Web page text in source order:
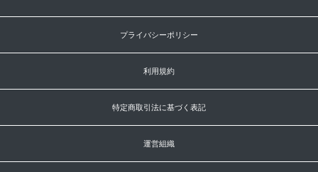
プライバシーポリシー
利用規約
特定商取引法に基づく表記
運営組織